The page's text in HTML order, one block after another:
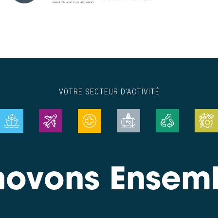
VOTRE SECTEUR D’ACTIVITÉ